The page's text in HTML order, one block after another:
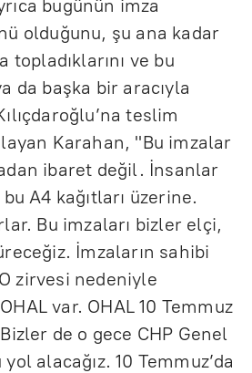
bugünün imza
olduğunu, şu ana kadar
topladıklarını ve bu
da başka bir aracıyla
teslim
Karahan, "Bu imzalar
ibaret değil. İnsanlar
A4 kağıtları üzerine.
Bu imzaları bizler elçi,
İmzaların sahibi
zirvesi nedeniyle
var. OHAL 10 Temmuz
de o gece CHP Genel
alacağız. 10 Temmuz’da